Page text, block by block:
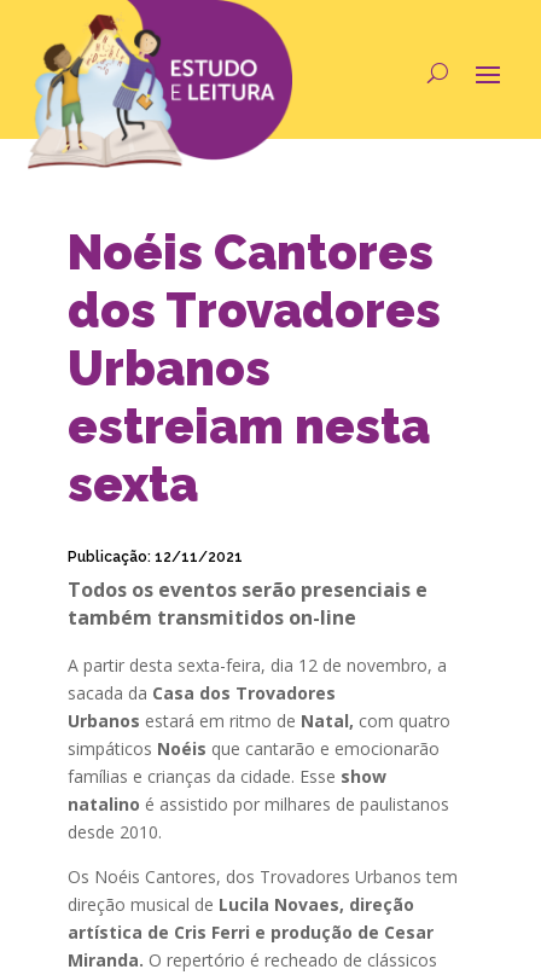
Noéis Cantores
dos Trovadores
Urbanos
estreiam nesta
sexta
Publicação: 12/11/2021
Todos os eventos serão presenciais e
também transmitidos on-line
A partir desta sexta-feira, dia 12 de novembro, a
sacada da Casa dos Trovadores
Urbanos estará em ritmo de Natal, com quatro
simpáticos Noéis que cantarão e emocionarão
famílias e crianças da cidade. Esse show
natalino é assistido por milhares de paulistanos
desde 2010.
Os Noéis Cantores, dos Trovadores Urbanos tem
direção musical de Lucila Novaes, direção
artística de Cris Ferri e produção de Cesar
Miranda. O repertório é recheado de clássicos